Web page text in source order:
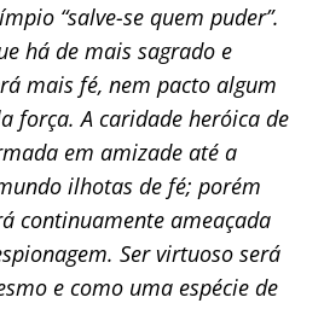
“salve-se quem puder”.
há de mais sagrado e
mais fé, nem pacto algum
força. A caridade heróica de
em amizade até a
ilhotas de fé; porém
continuamente ameaçada
Ser virtuoso será
e como uma espécie de